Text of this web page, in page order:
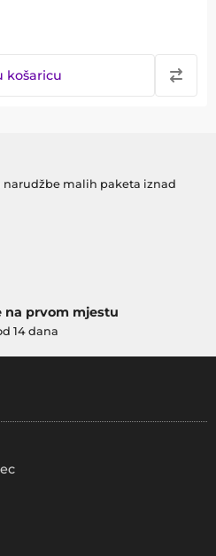
košaricu
narudžbe malih paketa iznad
na prvom mjestu
14 dana